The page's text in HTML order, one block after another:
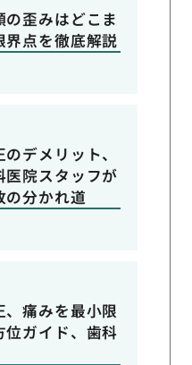
歪みはどこま
界点を徹底解説
デメリット、
院スタッフが
の分かれ道
痛みを最小限
位ガイド、歯科